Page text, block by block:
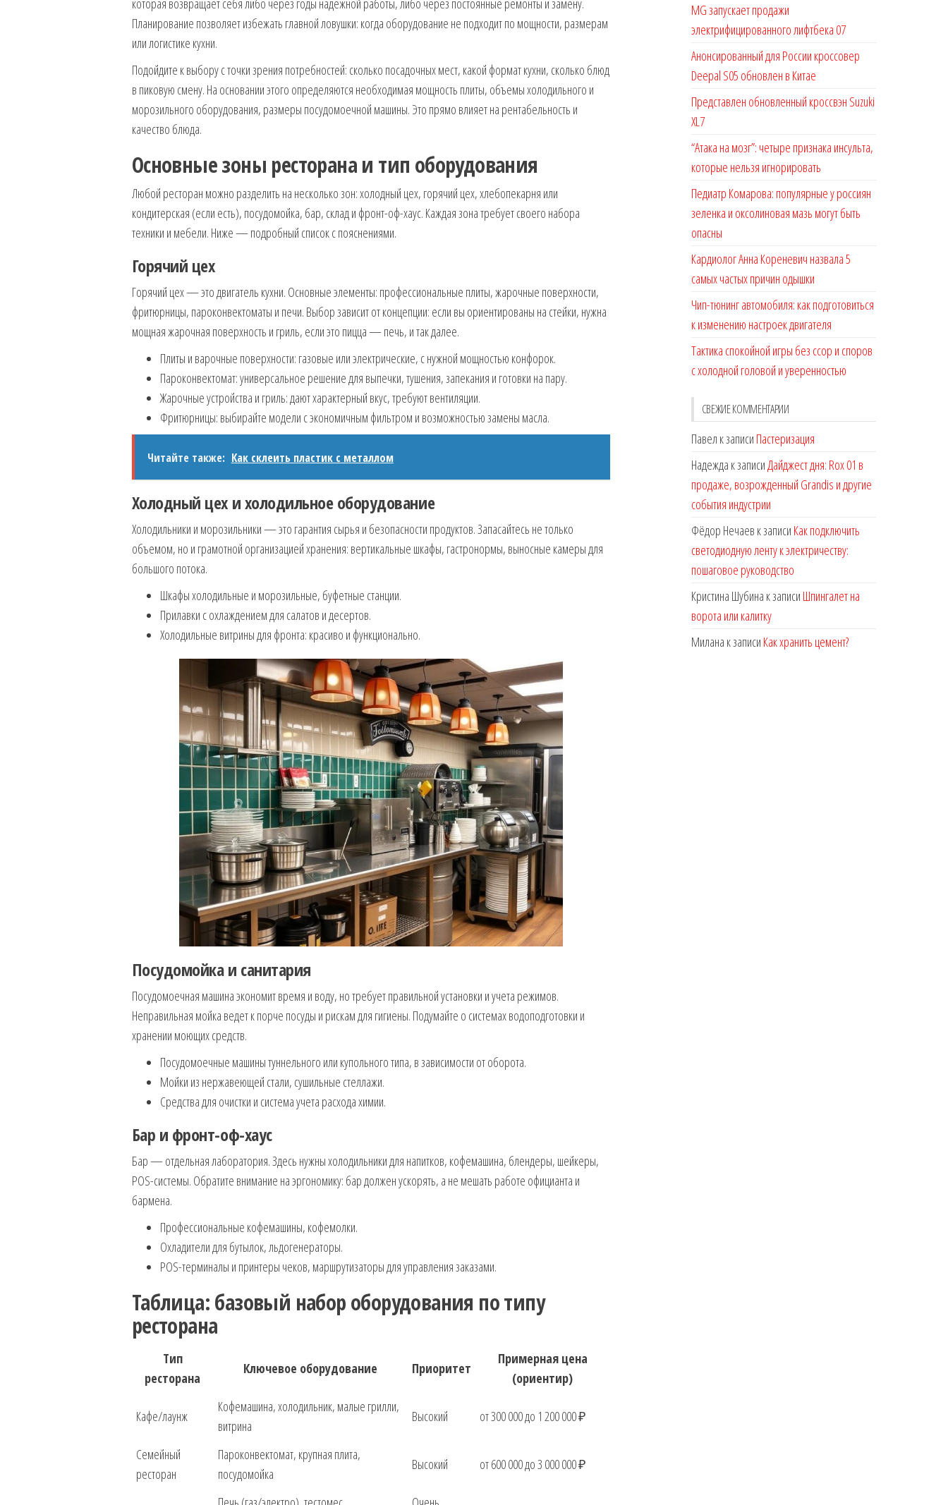
Планирование позволяет избежать главной ловушки: когда оборудование не подходит по мощности, размерам
или логистике кухни.
Подойдите к выбору с точки зрения потребностей: сколько посадочных мест, какой формат кухни, сколько блюд
в пиковую смену. На основании этого определяются необходимая мощность плиты, объемы холодильного и
морозильного оборудования, размеры посудомоечной машины. Это прямо влияет на рентабельность и
качество блюда.
Основные зоны ресторана и тип оборудования
Любой ресторан можно разделить на несколько зон: холодный цех, горячий цех, хлебопекарня или
кондитерская (если есть), посудомойка, бар, склад и фронт-оф-хаус. Каждая зона требует своего набора
техники и мебели. Ниже — подробный список с пояснениями.
Горячий цех
Горячий цех — это двигатель кухни. Основные элементы: профессиональные плиты, жарочные поверхности,
фритюрницы, пароконвектоматы и печи. Выбор зависит от концепции: если вы ориентированы на стейки, нужна
мощная жарочная поверхность и гриль, если это пицца — печь, и так далее.
Плиты и варочные поверхности: газовые или электрические, с нужной мощностью конфорок.
Пароконвектомат: универсальное решение для выпечки, тушения, запекания и готовки на пару.
Жарочные устройства и гриль: дают характерный вкус, требуют вентиляции.
Фритюрницы: выбирайте модели с экономичным фильтром и возможностью замены масла.
Читайте также: Как склеить пластик с металлом
Холодный цех и холодильное оборудование
Холодильники и морозильники — это гарантия сырья и безопасности продуктов. Запасайтесь не только
объемом, но и грамотной организацией хранения: вертикальные шкафы, гастронормы, выносные камеры для
большого потока.
Шкафы холодильные и морозильные, буфетные станции.
Прилавки с охлаждением для салатов и десертов.
Холодильные витрины для фронта: красиво и функционально.
Посудомойка и санитария
Посудомоечная машина экономит время и воду, но требует правильной установки и учета режимов.
Неправильная мойка ведет к порче посуды и рискам для гигиены. Подумайте о системах водоподготовки и
хранении моющих средств.
Посудомоечные машины туннельного или купольного типа, в зависимости от оборота.
Мойки из нержавеющей стали, сушильные стеллажи.
Средства для очистки и система учета расхода химии.
Бар и фронт-оф-хаус
Бар — отдельная лаборатория. Здесь нужны холодильники для напитков, кофемашина, блендеры, шейкеры,
POS-системы. Обратите внимание на эргономику: бар должен ускорять, а не мешать работе официанта и
бармена.
Профессиональные кофемашины, кофемолки.
Охладители для бутылок, льдогенераторы.
POS-терминалы и принтеры чеков, маршрутизаторы для управления заказами.
Таблица: базовый набор оборудования по типу
ресторана
Тип
ресторана
Ключевое оборудование Приоритет
Примерная цена
(ориентир)
Кафе/лаунж
Кофемашина, холодильник, малые грилли,
витрина
Высокий от 300 000 до 1 200 000 ₽
Семейный
ресторан
Пароконвектомат, крупная плита,
посудомойка
Высокий от 600 000 до 3 000 000 ₽
MG запускает продажи
электрифицированного лифтбека 07
Анонсированный для России кроссовер
Deepal S05 обновлен в Китае
Представлен обновленный кроссвэн Suzuki
XL7
“Атака на мозг”: четыре признака инсульта,
которые нельзя игнорировать
Педиатр Комарова: популярные у россиян
зеленка и оксолиновая мазь могут быть
опасны
Кардиолог Анна Кореневич назвала 5
самых частых причин одышки
Чип-тюнинг автомобиля: как подготовиться
к изменению настроек двигателя
Тактика спокойной игры без ссор и споров
с холодной головой и уверенностью
СВЕЖИЕ КОММЕНТАРИИ
Павел к записи Пастеризация
Надежда к записиДайджест дня: Rox 01 в
продаже, возрожденный Grandis и другие
события индустрии
Фёдор Нечаев к записи Как подключить
светодиодную ленту к электричеству:
пошаговое руководство
Кристина Шубина к записи Шпингалет на
ворота или калитку
Милана к записи Как хранить цемент?